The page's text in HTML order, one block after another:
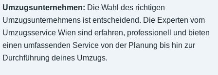
Umzugsunternehmen: Die Wahl des richtigen
Umzugsunternehmens ist entscheidend. Die Experten vom
Umzugsservice Wien sind erfahren, professionell und bieten
einen umfassenden Service von der Planung bis hin zur
Durchführung deines Umzugs.